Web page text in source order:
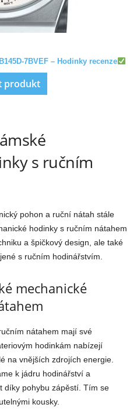
7BVEF – Hodinky recenze
produkt
s ručním
pohon a ruční nátah stále
hodinky s ručním nátahem
a špičkový design, ale také
s ručním hodinářstvím.
mechanické
nátahem mají své
hodinkám nabízejí
na vnějších zdrojích energie.
k jádru hodinářství a
díky pohybu zápěstí. Tím se
kousky.